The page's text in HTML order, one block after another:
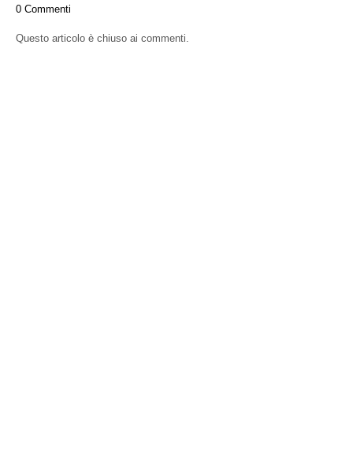
0 Commenti
Questo articolo è chiuso ai commenti.